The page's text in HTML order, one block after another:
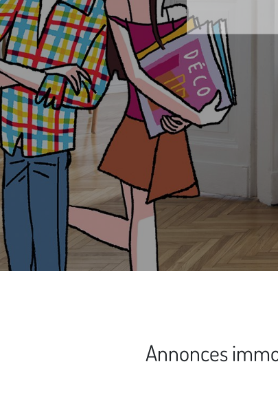
Annonces